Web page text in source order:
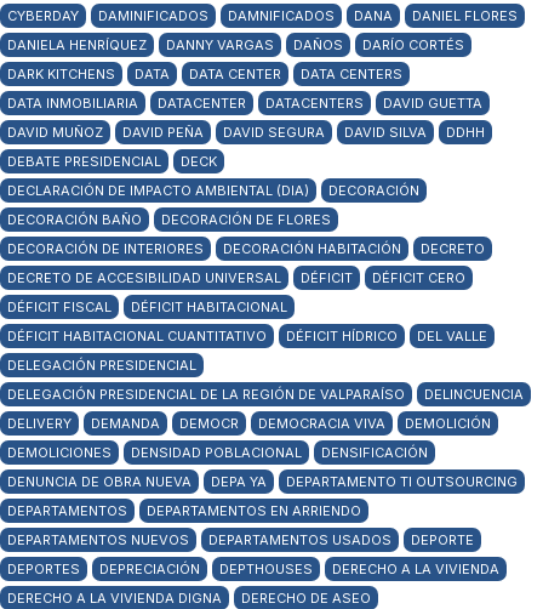
CYBERDAY
DAMINIFICADOS DAMNIFICADOS DANA
DANIEL FLORES
DANIELA HENRÍQUEZ
DANNY VARGAS DAÑOS
DARÍO CORTÉS
DARK KITCHENS
DATA DATA CENTER
DATA CENTERS
DATA INMOBILIARIA
DATACENTER DATACENTERS
DAVID GUETTA
DAVID MUÑOZ
DAVID PEÑA DAVID SEGURA DAVID SILVA
DDHH
DEBATE PRESIDENCIAL
DECK
DECLARACIÓN DE IMPACTO AMBIENTAL (DIA)
DECORACIÓN
DECORACIÓN BAÑO
DECORACIÓN DE FLORES
DECORACIÓN DE INTERIORES
DECORACIÓN HABITACIÓN
DECRETO
DECRETO DE ACCESIBILIDAD UNIVERSAL
DÉFICIT
DÉFICIT CERO
DÉFICIT FISCAL
DÉFICIT HABITACIONAL
DÉFICIT HABITACIONAL CUANTITATIVO
DÉFICIT HÍDRICO
DEL VALLE
DELEGACIÓN PRESIDENCIAL
DELEGACIÓN PRESIDENCIAL DE LA REGIÓN DE VALPARAÍSO
DELINCUENCIA
DELIVERY
DEMANDA DEMOCR DEMOCRACIA VIVA
DEMOLICIÓN
DEMOLICIONES
DENSIDAD POBLACIONAL
DENSIFICACIÓN
DENUNCIA DE OBRA NUEVA
DEPA YA
DEPARTAMENTO TI OUTSOURCING
DEPARTAMENTOS
DEPARTAMENTOS EN ARRIENDO
DEPARTAMENTOS NUEVOS
DEPARTAMENTOS USADOS
DEPORTE
DEPORTES
DEPRECIACIÓN DEPTHOUSES
DERECHO A LA VIVIENDA
DERECHO A LA VIVIENDA DIGNA
DERECHO DE ASEO